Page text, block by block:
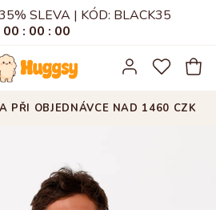
SLEVA | KÓD: BLACK35
00 : 00 : 00
POLITIKA VRÁCENÍ ZBOŽÍ